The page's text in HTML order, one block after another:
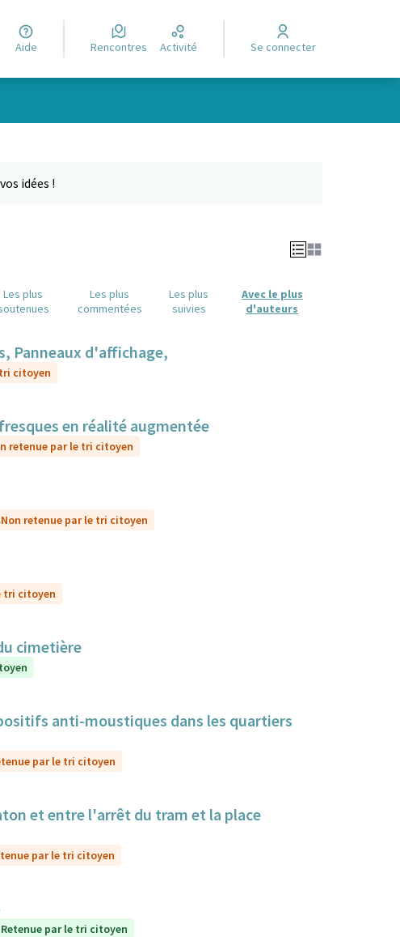
Aide Rencontres Activité Se connecter
idées !
Les plus
Les plus
commentées
Les plus
suivies
Avec le plus
d'auteurs
Panneaux d'affichage,
citoyen
en réalité augmentée
retenue par le tri citoyen
Non retenue par le tri citoyen
tri citoyen
cimetière
anti-moustiques dans les quartiers
par le tri citoyen
et entre l'arrêt du tram et la place
par le tri citoyen
Retenue par le tri citoyen